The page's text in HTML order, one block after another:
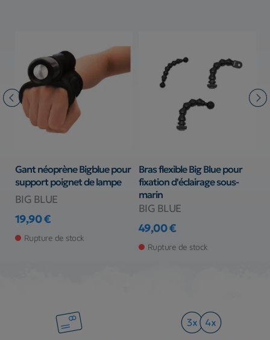
Gant néoprène Bigblue pour
support poignet de lampe
BIG BLUE
Prix
19,90 €
Rupture de stock
Bras flexible Big Blue pour
fixation d'éclairage sous-
marin
BIG BLUE
Prix
49,00 €
Rupture de stock